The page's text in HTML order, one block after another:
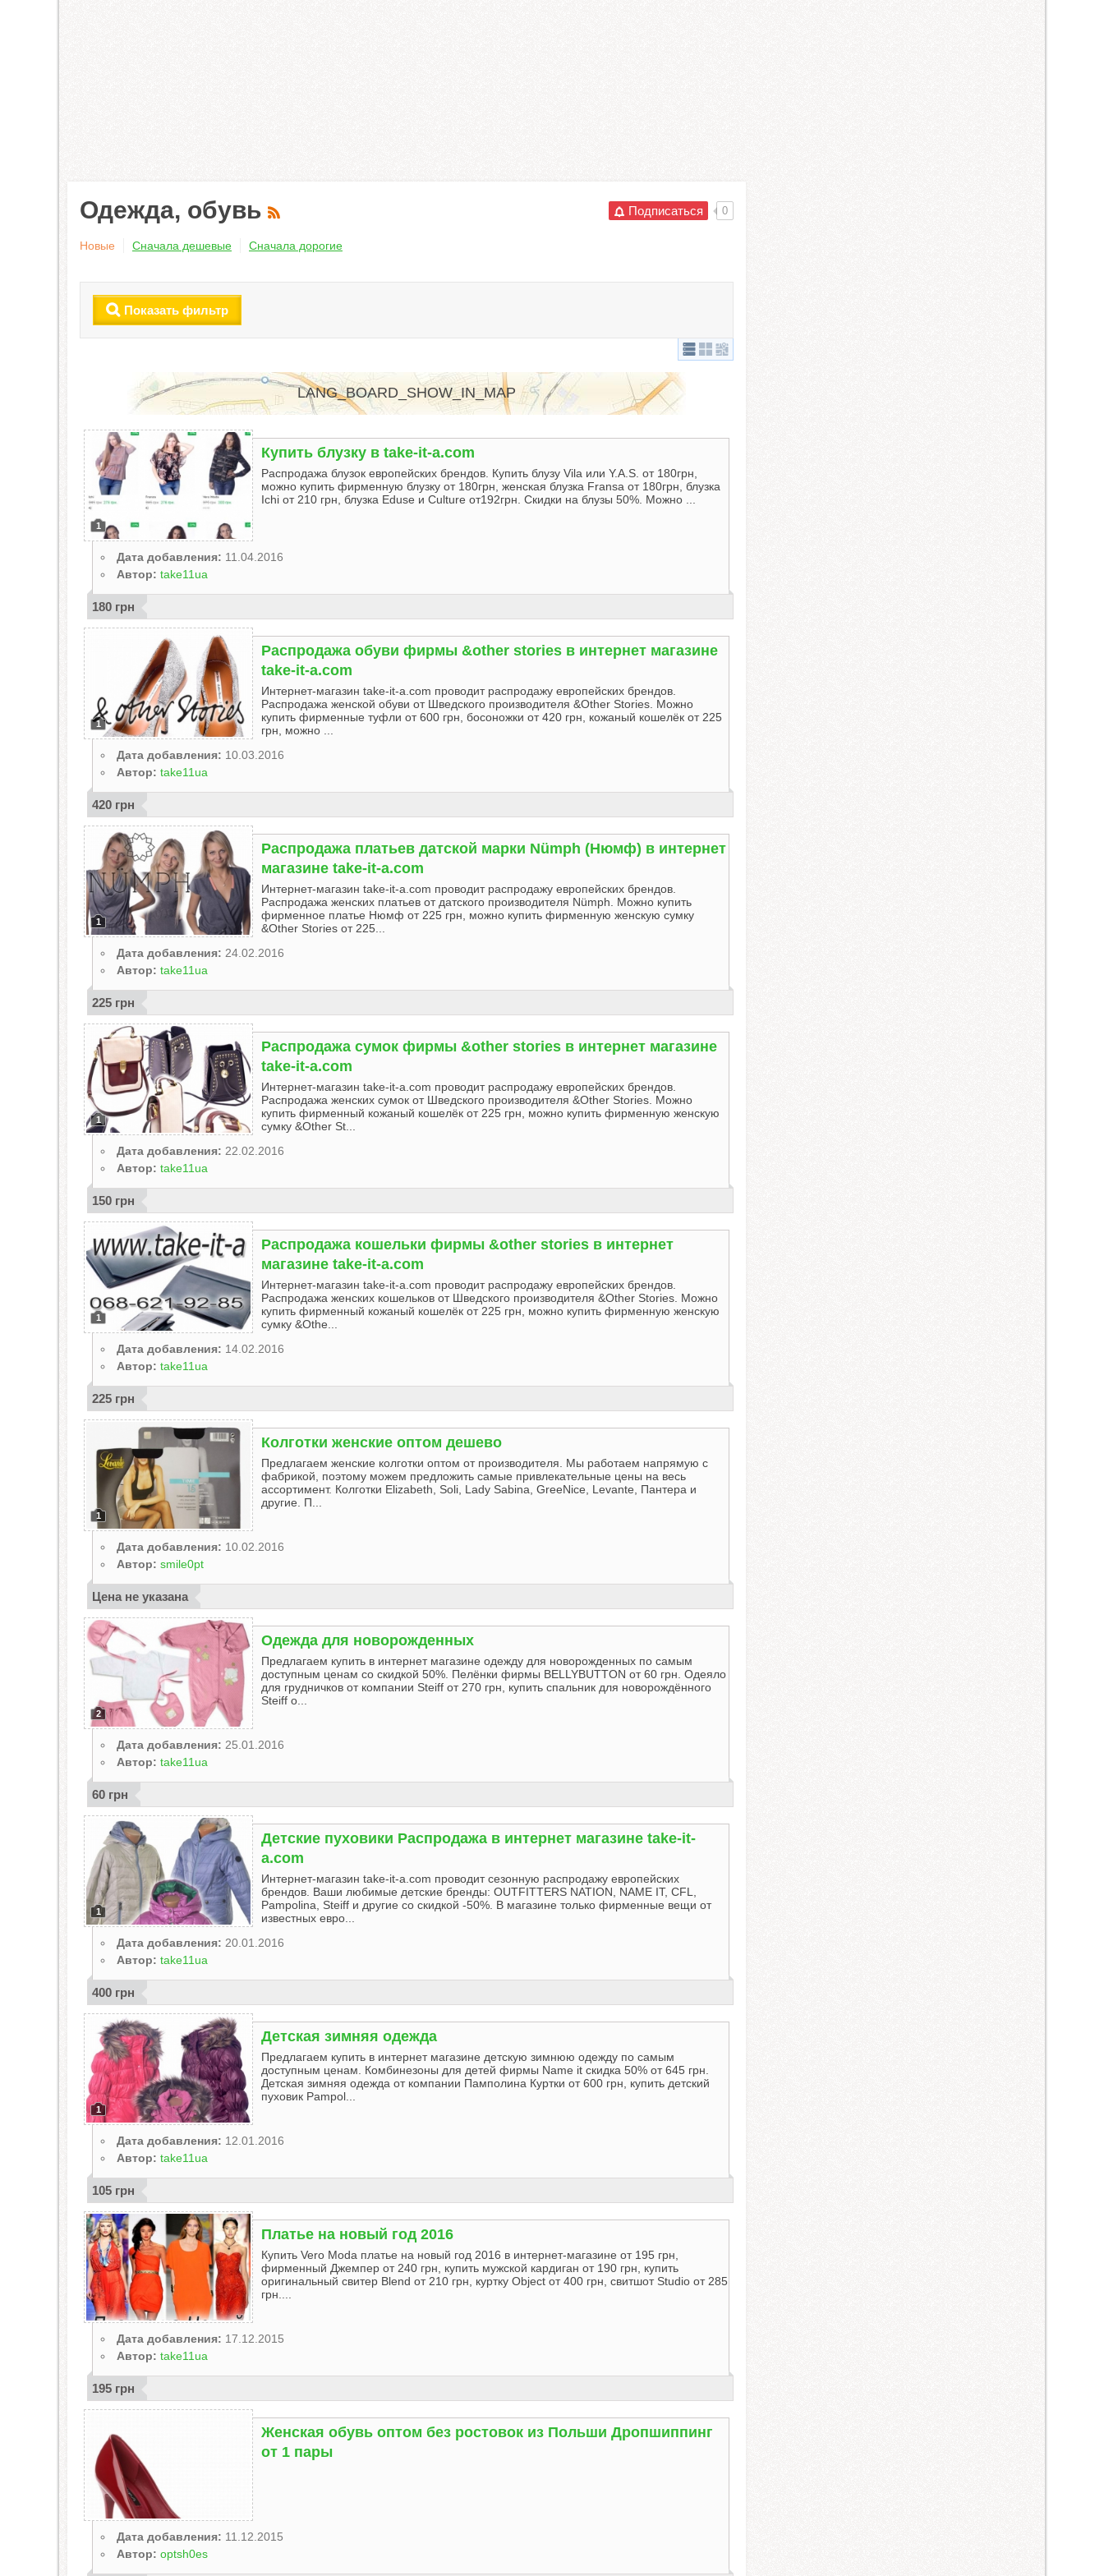
Подписаться 0
Одежда, обувь
Новые Сначала дешевые Сначала дорогие
Показать фильтр
LANG_BOARD_SHOW_IN_MAP
1
Купить блузку в take-it-a.com
Распродажа блузок европейских брендов. Купить блузу Vila или Y.A.S. от 180грн,
можно купить фирменную блузку от 180грн, женская блузка Fransa от 180грн, блузка
Ichi от 210 грн, блузка Eduse и Culture от192грн. Скидки на блузы 50%. Можно ...
Дата добавления: 11.04.2016
Автор: take11ua
180 грн
1
Распродажа обуви фирмы &other stories в интернет магазине
take-it-a.com
Интернет-магазин take-it-a.com проводит распродажу европейских брендов.
Распродажа женской обуви от Шведского производителя &Other Stories. Можно
купить фирменные туфли от 600 грн, босоножки от 420 грн, кожаный кошелёк от 225
грн, можно ...
Дата добавления: 10.03.2016
Автор: take11ua
420 грн
1
Распродажа платьев датской марки Nümph (Нюмф) в интернет
магазине take-it-a.com
Интернет-магазин take-it-a.com проводит распродажу европейских брендов.
Распродажа женских платьев от датского производителя Nümph. Можно купить
фирменное платье Нюмф от 225 грн, можно купить фирменную женскую сумку
&Other Stories от 225...
Дата добавления: 24.02.2016
Автор: take11ua
225 грн
1
Распродажа сумок фирмы &other stories в интернет магазине
take-it-a.com
Интернет-магазин take-it-a.com проводит распродажу европейских брендов.
Распродажа женских сумок от Шведского производителя &Other Stories. Можно
купить фирменный кожаный кошелёк от 225 грн, можно купить фирменную женскую
сумку &Other St...
Дата добавления: 22.02.2016
Автор: take11ua
150 грн
1
Распродажа кошельки фирмы &other stories в интернет
магазине take-it-a.com
Интернет-магазин take-it-a.com проводит распродажу европейских брендов.
Распродажа женских кошельков от Шведского производителя &Other Stories. Можно
купить фирменный кожаный кошелёк от 225 грн, можно купить фирменную женскую
сумку &Othe...
Дата добавления: 14.02.2016
Автор: take11ua
225 грн
1
Колготки женские оптом дешево
Предлагаем женские колготки оптом от производителя. Мы работаем напрямую с
фабрикой, поэтому можем предложить самые привлекательные цены на весь
ассортимент. Колготки Elizabeth, Soli, Lady Sabina, GreeNice, Levante, Пантера и
другие. П...
Дата добавления: 10.02.2016
Автор: smile0pt
Цена не указана
2
Одежда для новорожденных
Предлагаем купить в интернет магазине одежду для новорожденных по самым
доступным ценам со скидкой 50%. Пелёнки фирмы BELLYBUTTON от 60 грн. Одеяло
для грудничков от компании Steiff от 270 грн, купить спальник для новорождённого
Steiff о...
Дата добавления: 25.01.2016
Автор: take11ua
60 грн
1
Детские пуховики Распродажа в интернет магазине take-it-
a.com
Интернет-магазин take-it-a.com проводит сезонную распродажу европейских
брендов. Ваши любимые детские бренды: OUTFITTERS NATION, NAME IT, CFL,
Pampolina, Steiff и другие со скидкой -50%. В магазине только фирменные вещи от
известных евро...
Дата добавления: 20.01.2016
Автор: take11ua
400 грн
1
Детская зимняя одежда
Предлагаем купить в интернет магазине детскую зимнюю одежду по самым
доступным ценам. Комбинезоны для детей фирмы Name it скидка 50% от 645 грн.
Детская зимняя одежда от компании Памполина Куртки от 600 грн, купить детский
пуховик Pampol...
Дата добавления: 12.01.2016
Автор: take11ua
105 грн
Платье на новый год 2016
Купить Vero Moda платье на новый год 2016 в интернет-магазине от 195 грн,
фирменный Джемпер от 240 грн, купить мужской кардиган от 190 грн, купить
оригинальный свитер Blend от 210 грн, куртку Object от 400 грн, свитшот Studio от 285
грн....
Дата добавления: 17.12.2015
Автор: take11ua
195 грн
Женская обувь оптом без ростовок из Польши Дропшиппинг
от 1 пары
Дата добавления: 11.12.2015
Автор: optsh0es